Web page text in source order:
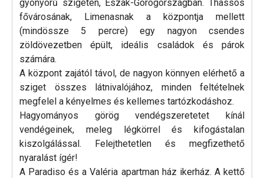
gyönyörű szigetén, Észak-Görögországban. Thassos
fővárosának, Limenasnak a központja mellett
(mindössze 5 percre) egy nagyon csendes
zöldövezetben épült, ideális családok és párok
számára.
A központ zajától távol, de nagyon könnyen elérhető a
sziget összes látnivalójához, minden feltételnek
megfelel a kényelmes és kellemes tartózkodáshoz.
Hagyományos görög vendégszeretetet kínál
vendégeinek, meleg légkörrel és kifogástalan
kiszolgálással. Felejthetetlen és megfizethető
nyaralást ígér!
A Paradiso és a Valéria apartman ház ikerház. A kettő